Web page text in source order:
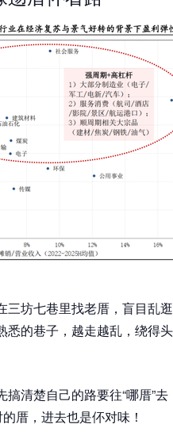
三坊七巷里找老厝，盲目乱
悉的巷子，越走越乱，绕得
清楚自己的路要往“哪厝”
厝，进去也是伓对味！